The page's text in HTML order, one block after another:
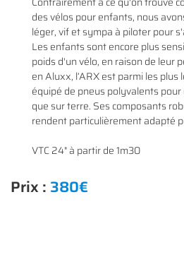
En cochant cette case, vous consentez à recevoir
l'adresse email indiqué ci-dessus. Vous pouvez
utilisantle formulaire de désinscription.
des vélos pour enfants, nous
léger, vif et sympa à piloter pour
Les enfants sont encore plus
poids d'un vélo, en raison de leur
en Aluxx, l’ARX est parmi les
équipé de pneus polyvalents
que sur terre. Ses composants
rendent particulièrement adapté
VTC 24" à partir de 1m30
Prix : 380€